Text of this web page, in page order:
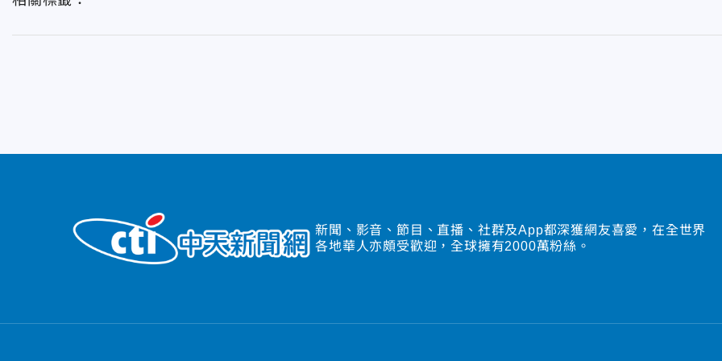
新聞、影音、節目、直播、社群及App都深獲網友喜愛，在全世界
各地華人亦頗受歡迎，全球擁有2000萬粉絲。